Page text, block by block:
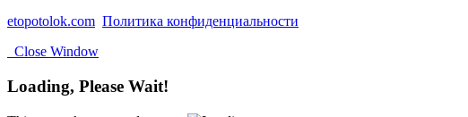
etopotolok.com Политика конфиденциальности
Close Window
Loading, Please Wait!